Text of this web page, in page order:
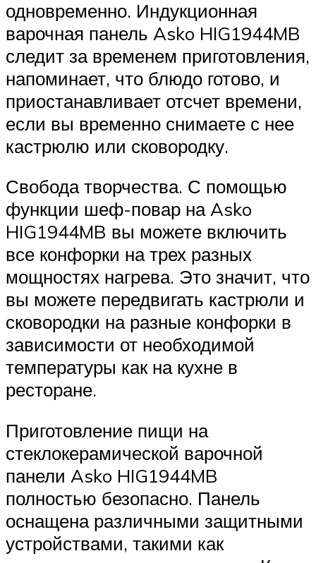
одновременно. Индукционная
варочная панель Asko HIG1944MB
следит за временем приготовления,
напоминает, что блюдо готово, и
приостанавливает отсчет времени,
если вы временно снимаете с нее
кастрюлю или сковородку.
Свобода творчества. С помощью
функции шеф-повар на Asko
HIG1944MB вы можете включить
все конфорки на трех разных
мощностях нагрева. Это значит, что
вы можете передвигать кастрюли и
сковородки на разные конфорки в
зависимости от необходимой
температуры как на кухне в
ресторане.
Приготовление пищи на
стеклокерамической варочной
панели Asko HIG1944MB
полностью безопасно. Панель
оснащена различными защитными
устройствами, такими как